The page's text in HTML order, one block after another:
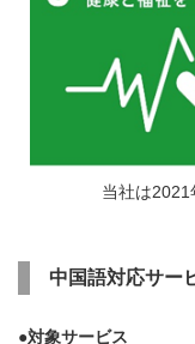
当社は2021
中国語対応サー
●対象サービス